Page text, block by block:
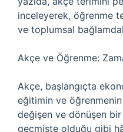
inceleyerek, öğrenme
ve toplumsal
Akçe ve Öğrenme:
Akçe, başlangıçta
eğitimin ve
değişen ve dönüşen
geçmişte olduğu gibi